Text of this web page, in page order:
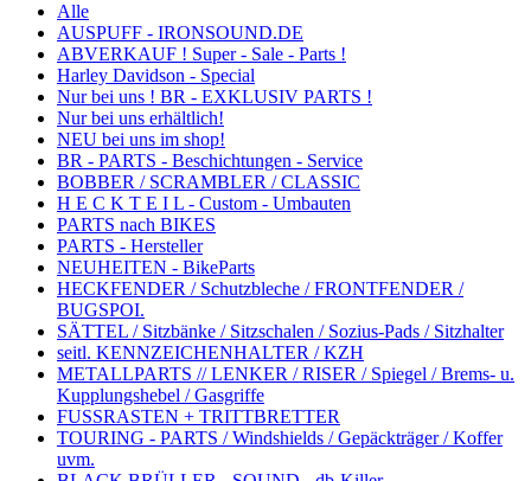
Alle
AUSPUFF - IRONSOUND.DE
ABVERKAUF ! Super - Sale - Parts !
Harley Davidson - Special
Nur bei uns ! BR - EXKLUSIV PARTS !
Nur bei uns erhältlich!
NEU bei uns im shop!
BR - PARTS - Beschichtungen - Service
BOBBER / SCRAMBLER / CLASSIC
H E C K T E I L - Custom - Umbauten
PARTS nach BIKES
PARTS - Hersteller
NEUHEITEN - BikeParts
HECKFENDER / Schutzbleche / FRONTFENDER /
BUGSPOI.
SÄTTEL / Sitzbänke / Sitzschalen / Sozius-Pads / Sitzhalter
seitl. KENNZEICHENHALTER / KZH
METALLPARTS // LENKER / RISER / Spiegel / Brems- u.
Kupplungshebel / Gasgriffe
FUSSRASTEN + TRITTBRETTER
TOURING - PARTS / Windshields / Gepäckträger / Koffer
uvm.